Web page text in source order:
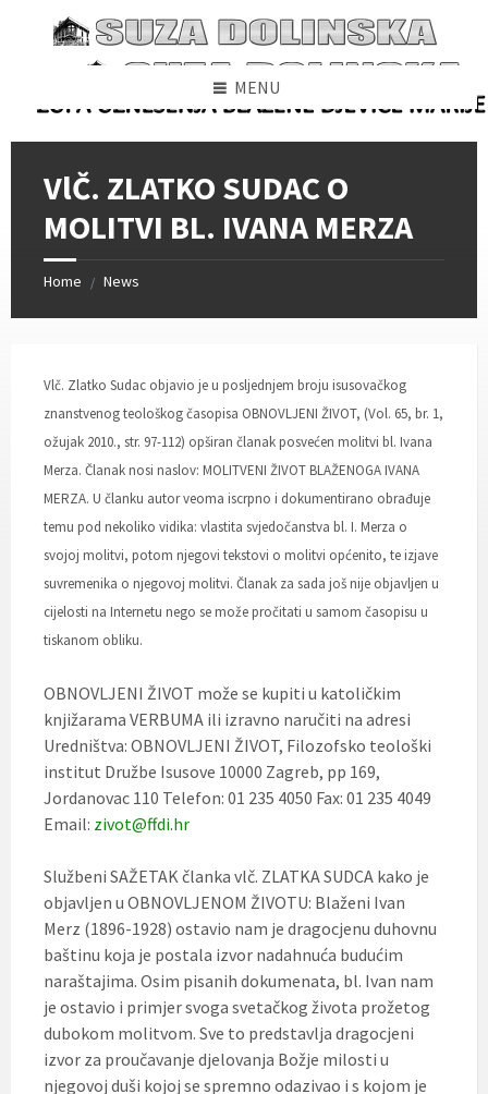
content
MENU
VlČ. ZLATKO SUDAC O
MOLITVI BL. IVANA MERZA
Home / News
Vlč. Zlatko Sudac objavio je u posljednjem broju isusovačkog
znanstvenog teološkog časopisa OBNOVLJENI ŽIVOT, (Vol. 65, br. 1,
ožujak 2010., str. 97-112) opširan članak posvećen molitvi bl. Ivana
Merza. Članak nosi naslov: MOLITVENI ŽIVOT BLAŽENOGA IVANA
MERZA. U članku autor veoma iscrpno i dokumentirano obrađuje
temu pod nekoliko vidika: vlastita svjedočanstva bl. I. Merza o
svojoj molitvi, potom njegovi tekstovi o molitvi općenito, te izjave
suvremenika o njegovoj molitvi. Članak za sada još nije objavljen u
cijelosti na Internetu nego se može pročitati u samom časopisu u
tiskanom obliku.
OBNOVLJENI ŽIVOT može se kupiti u katoličkim
knjižarama VERBUMA ili izravno naručiti na adresi
Uredništva: OBNOVLJENI ŽIVOT, Filozofsko teološki
institut Družbe Isusove 10000 Zagreb, pp 169,
Jordanovac 110 Telefon: 01 235 4050 Fax: 01 235 4049
Email: zivot@ffdi.hr
Službeni SAŽETAK članka vlč. ZLATKA SUDCA kako je
objavljen u OBNOVLJENOM ŽIVOTU: Blaženi Ivan
Merz (1896-1928) ostavio nam je dragocjenu duhovnu
baštinu koja je postala izvor nadahnuća budućim
naraštajima. Osim pisanih dokumenata, bl. Ivan nam
je ostavio i primjer svoga svetačkog života prožetog
dubokom molitvom. Sve to predstavlja dragocjeni
izvor za proučavanje djelovanja Božje milosti u
njegovoj duši kojoj se spremno odazivao i s kojom je